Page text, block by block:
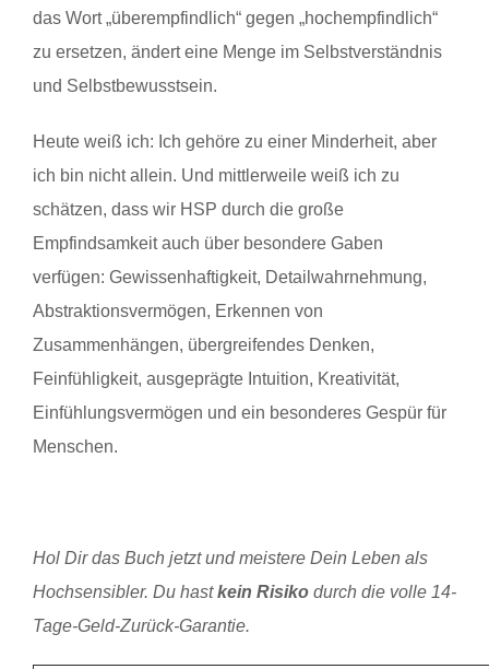
das Wort „überempfindlich“ gegen „hochempfindlich“
zu ersetzen, ändert eine Menge im Selbstverständnis
und Selbstbewusstsein.
Heute weiß ich: Ich gehöre zu einer Minderheit, aber
ich bin nicht allein. Und mittlerweile weiß ich zu
schätzen, dass wir HSP durch die große
Empfindsamkeit auch über besondere Gaben
verfügen: Gewissenhaftigkeit, Detailwahrnehmung,
Abstraktionsvermögen, Erkennen von
Zusammenhängen, übergreifendes Denken,
Feinfühligkeit, ausgeprägte Intuition, Kreativität,
Einfühlungsvermögen und ein besonderes Gespür für
Menschen.
Hol Dir das Buch jetzt und meistere Dein Leben als
Hochsensibler. Du hastkein Risiko durch die volle 14-
Tage-Geld-Zurück-Garantie.